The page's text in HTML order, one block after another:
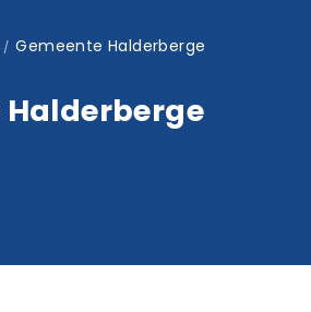
/ Gemeente Halderberge
Halderberge